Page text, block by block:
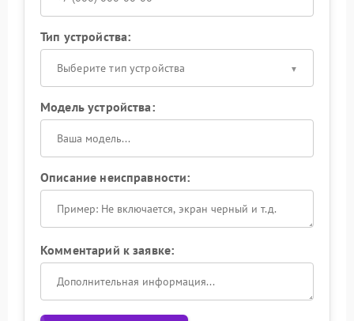
Тип устройства:
Выберите тип устройства
Модель устройства:
Описание неисправности:
Комментарий к заявке: